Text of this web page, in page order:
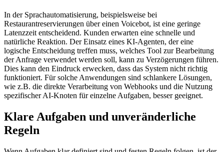
In der Sprachautomatisierung, beispielsweise bei
Restaurantreservierungen über einen Voicebot, ist eine geringe
Latenzzeit entscheidend. Kunden erwarten eine schnelle und
natürliche Reaktion. Der Einsatz eines KI-Agenten, der eine
logische Entscheidung treffen muss, welches Tool zur Bearbeitung
der Anfrage verwendet werden soll, kann zu Verzögerungen führen.
Dies kann den Eindruck erwecken, dass das System nicht richtig
funktioniert. Für solche Anwendungen sind schlankere Lösungen,
wie z.B. die direkte Verarbeitung von Webhooks und die Nutzung
spezifischer AI-Knoten für einzelne Aufgaben, besser geeignet.
Klare Aufgaben und unveränderliche
Regeln